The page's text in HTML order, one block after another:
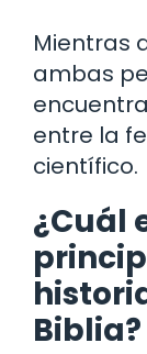
Mientras
ambas
entre la
científico.
¿Cuál
Biblia?